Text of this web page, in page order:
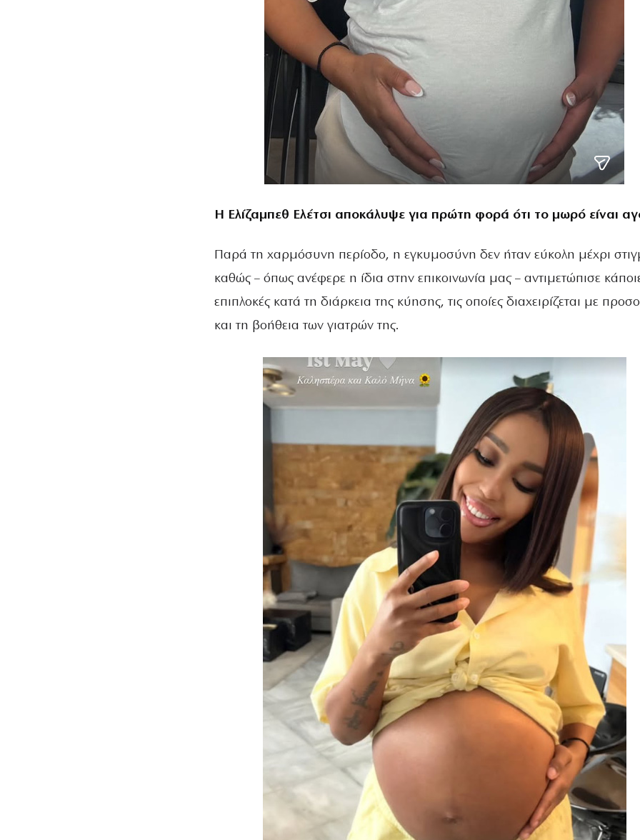
Η Ελίζαμπεθ Ελέτσι αποκάλυψε για πρώτη φορά ότι το μωρό είναι
Παρά τη χαρμόσυνη περίοδο, η εγκυμοσύνη δεν ήταν εύκολη μέχρι
καθώς – όπως ανέφερε η ίδια στην επικοινωνία μας – αντιμετώπισε
επιπλοκές κατά τη διάρκεια της κύησης, τις οποίες διαχειρίζεται με
και τη βοήθεια των γιατρών της.